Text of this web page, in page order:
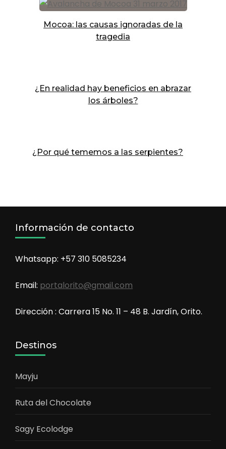
Mocoa: las causas ignoradas de la
tragedia
¿En realidad hay beneficios en abrazar
los árboles?
¿Por qué tememos a las serpientes?
Información de contacto
Whatsapp: +57 310 5085234
Email: portalorito@gmail.com
Dirección : Carrera 15 No. 11 – 48 B. Jardín, Orito.
Destinos
Mayju
Ruta del Chocolate
Sagy Ecolodge